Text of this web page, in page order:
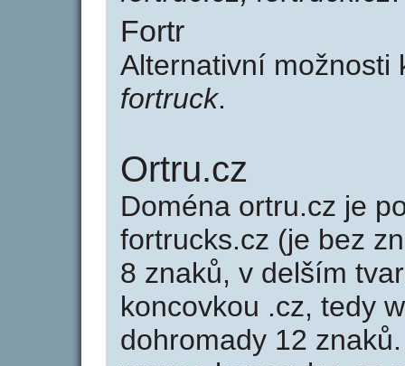
Fortr
Alternativní
fortruck.
Ortru.cz
Doména ortru.cz je
fortrucks.cz (je bez
8 znaků, v delším
koncovkou .cz, tedy
dohromady 12